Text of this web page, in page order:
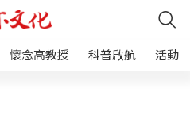
懷念高教授 科普啟航 活動